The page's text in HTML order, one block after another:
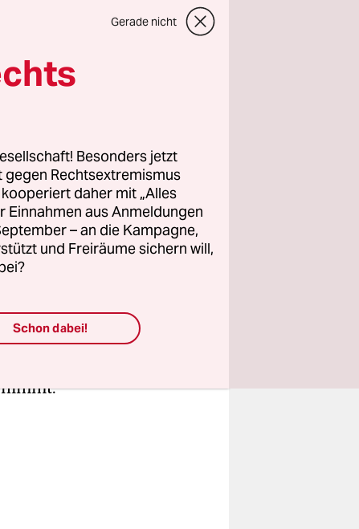
haben
in
nutzen
AfD
immer
Gerade nicht
Besonders jetzt
gegen Rechtsextremismus
daher mit „Alles
Einnahmen aus Anmeldungen
– an die Kampagne,
und Freiräume sichern will,
Schon dabei!